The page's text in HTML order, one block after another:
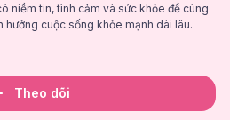
niềm tin, tình cảm và sức khỏe để cùng
hưởng cuộc sống khỏe mạnh dài lâu.
Theo dõi